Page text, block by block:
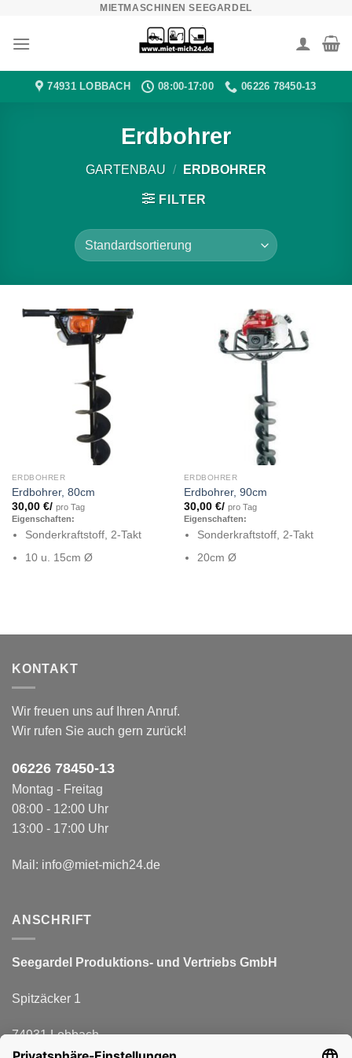
springen
MIETMASCHINEN SEEGARDEL
74931 LOBBACH 08:00-17:00 06226 78450-13
Erdbohrer
GARTENBAU / ERDBOHRER
FILTER
ERDBOHRER
Erdbohrer, 80cm
30,00 €/ pro Tag
Eigenschaften:
Sonderkraftstoff, 2-Takt
10 u. 15cm Ø
ERDBOHRER
Erdbohrer, 90cm
30,00 €/ pro Tag
Eigenschaften:
Sonderkraftstoff, 2-Takt
20cm Ø
KONTAKT
Wir freuen uns auf Ihren Anruf.
Wir rufen Sie auch gern zurück!
06226 78450-13
Montag - Freitag
08:00 - 12:00 Uhr
13:00 - 17:00 Uhr
Mail: info@miet-mich24.de
ANSCHRIFT
Seegardel Produktions- und Vertriebs GmbH
Spitzäcker 1
74931 Lobbach